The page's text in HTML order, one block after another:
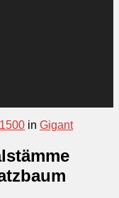
in Gigant